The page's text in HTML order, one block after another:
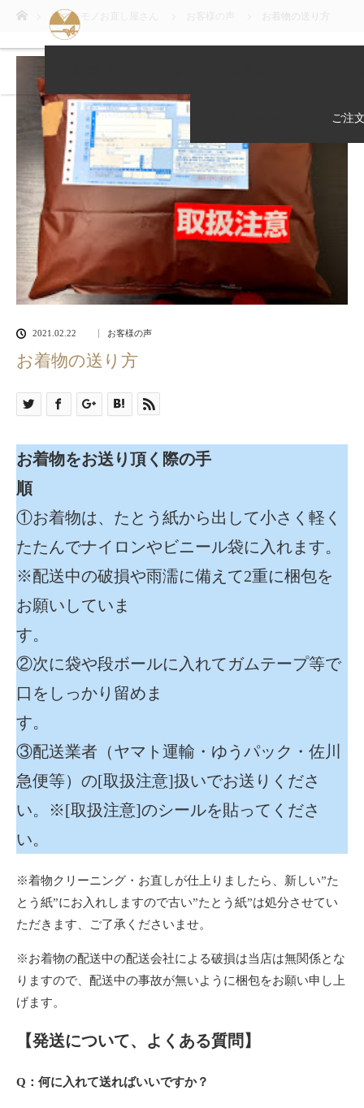
ご注
ホーム京のキモノお直し屋さん お着物の送り方
2021.02.22 お客様の声
お着物の送り方
お着物をお送り頂く際の手
順
①お着物は、たとう紙から出して小さく軽く
たたんでナイロンやビニール袋に入れます。
※配送中の破損や雨濡に備えて2重に梱包を
お願いしていま
②次に袋や段ボールに入れてガムテープ等で
口をしっかり留めま
す
③配送業者（ヤマト運輸・ゆうパック・佐川
急便等）の[取扱注意]扱いでお送りくださ
い。※[取扱注意]のシールを貼ってくださ
い。
※着物クリーニング・お直しが仕上りましたら、新しい”た
とう紙”にお入れしますので古い”たとう紙”は処分させてい
ただきます、ご了承くださいませ。
※お着物の配送中の配送会社による破損は当店は無関係とな
りますので、配送中の事故が無いように梱包をお願い申し上
げます。
【発送について、よくある質問】
Q：何に入れて送ればいいですか？